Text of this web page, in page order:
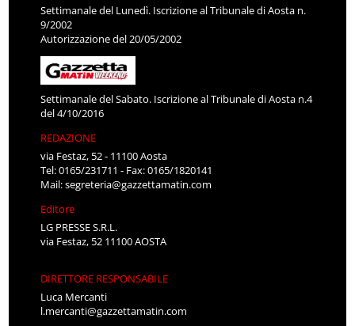
Settimanale del Lunedì. Iscrizione al Tribunale di Aosta n.
9/2002
Autorizzazione del 20/05/2002
Settimanale del Sabato. Iscrizione al Tribunale di Aosta n.4
del 4/10/2016
REDAZIONE
via Festaz, 52 - 11100 Aosta
Tel: 0165/231711 - Fax: 0165/1820141
Mail:segreteria@gazzettamatin.com
Editore
LG PRESSE S.R.L.
via Festaz, 52 11100 AOSTA
DIRETTORE RESPONSABILE
Luca Mercanti
l.mercanti@gazzettamatin.com